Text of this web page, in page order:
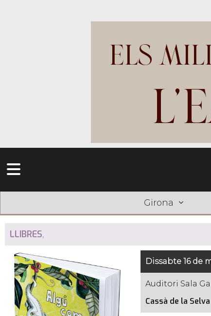
Girona
LLIBRES,
Dissabte 16 de
Auditori Sala
Cassà de la Selva